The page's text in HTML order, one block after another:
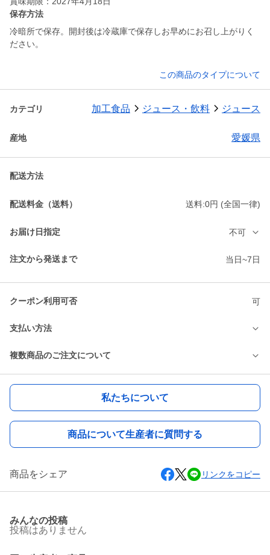
保存方法
冷暗所で保存。開封後は冷蔵庫で保存しお早めにお召し上がりく
ださい。
この商品のタイプについて
カテゴリ 加工食品 ジュース・飲料 ジュース
産地 愛媛県
配送方法
配送料金（送料） 送料:0円 (全国一律)
お届け日指定 不可
注文から発送まで 当日~7日
クーポン利用可否 可
支払い方法
複数商品のご注文について
私たちについて
商品について生産者に質問する
商品をシェア リンクをコピー
みんなの投稿
投稿はありません